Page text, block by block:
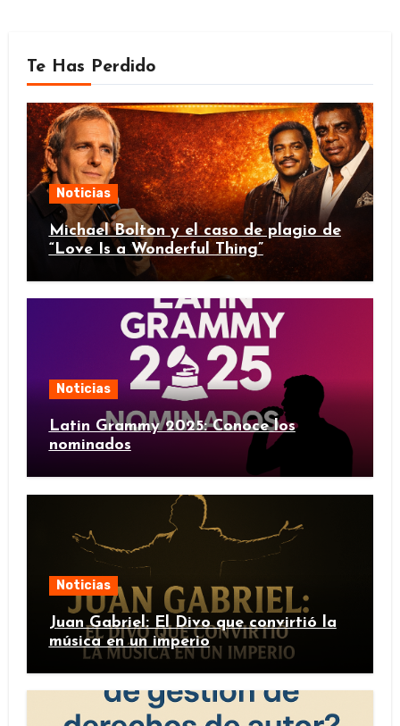
Te Has Perdido
Noticias
Michael Bolton y el caso de plagio de
“Love Is a Wonderful Thing”
Noticias
Latin Grammy 2025: Conoce los
nominados
Noticias
Juan Gabriel: El Divo que convirtió la
música en un imperio